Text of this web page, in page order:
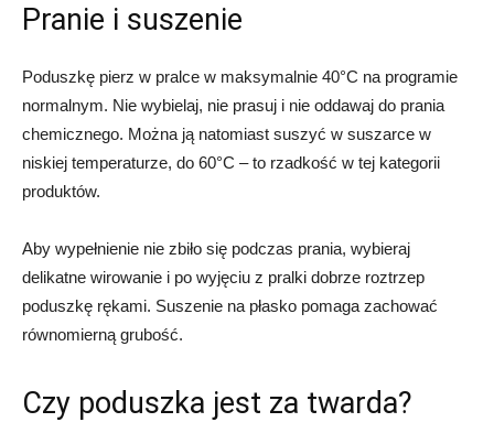
Pranie i suszenie
Poduszkę pierz w pralce w maksymalnie 40°C na programie
normalnym. Nie wybielaj, nie prasuj i nie oddawaj do prania
chemicznego. Można ją natomiast suszyć w suszarce w
niskiej temperaturze, do 60°C – to rzadkość w tej kategorii
produktów.
Aby wypełnienie nie zbiło się podczas prania, wybieraj
delikatne wirowanie i po wyjęciu z pralki dobrze roztrzep
poduszkę rękami. Suszenie na płasko pomaga zachować
równomierną grubość.
Czy poduszka jest za twarda?